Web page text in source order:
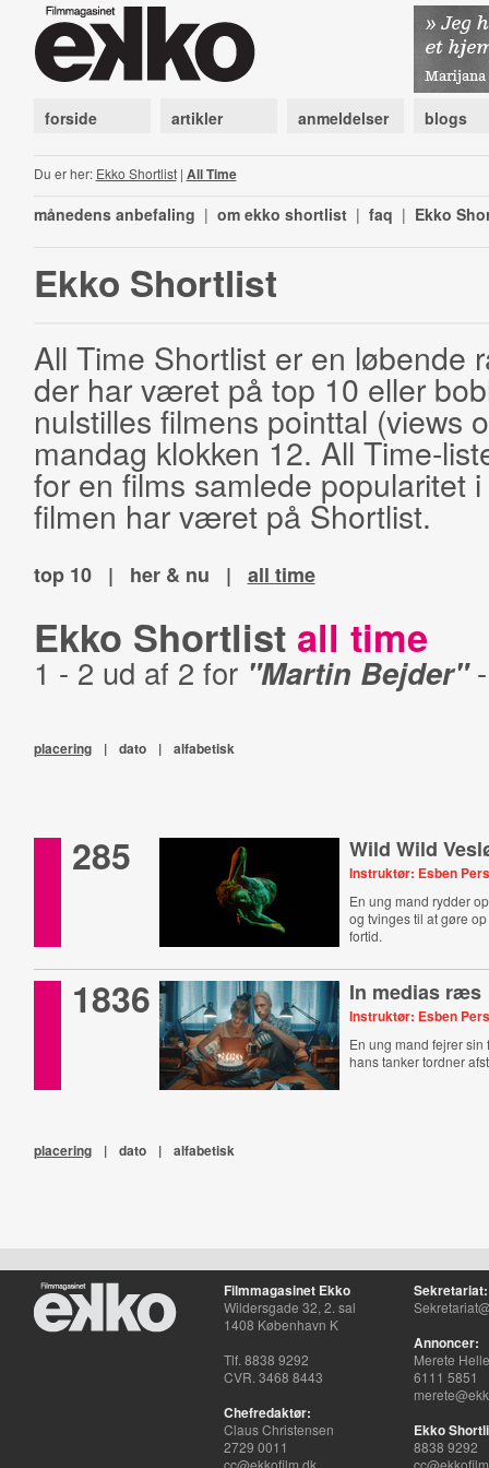
forside artikler anmeldelser blogs
Du er her: Ekko Shortlist| All Time
månedens anbefaling | om ekko shortlist | faq | Ekko
Ekko Shortlist
All Time Shortlist er en løbende
der har været på top 10 eller
nulstilles filmens pointtal (views
mandag klokken 12. All Time-
for en films samlede popularitet
filmen har været på Shortlist.
top 10 | her & nu | all time
Ekko Shortlist all time
1 - 2 ud af 2 for "Martin Bejder"
placering | dato | alfabetisk
285 Wild Wild
Instruktør: Esben
En ung mand rydder
og tvinges til at gøre
fortid.
1836 In medias ræs
Instruktør: Esben
En ung mand fejrer
hans tanker tordner
placering | dato | alfabetisk
Filmmagasinet Ekko
Wildersgade 32, 2. sal
1408 København K
Tlf. 8838 9292
CVR. 3468 8443
Chefredaktør:
Claus Christensen
2729 0011
cc@ekkofilm.dk
Sekretariat:
Annoncer:
Merete
6111 5851
Ekko
8838 9292